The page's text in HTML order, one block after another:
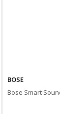
BOSE
Bose Smart